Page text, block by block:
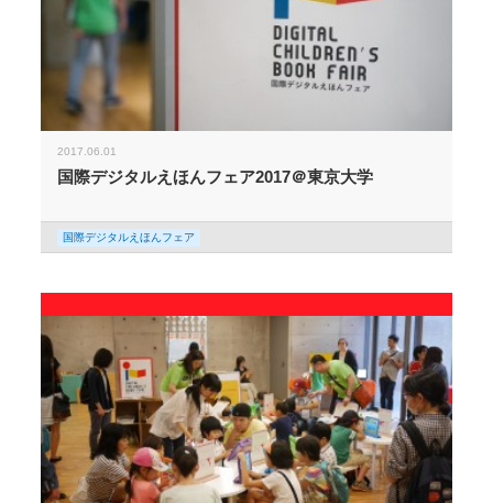
2017.06.01
国際デジタルえほんフェア2017＠東京大学
国際デジタルえほんフェア